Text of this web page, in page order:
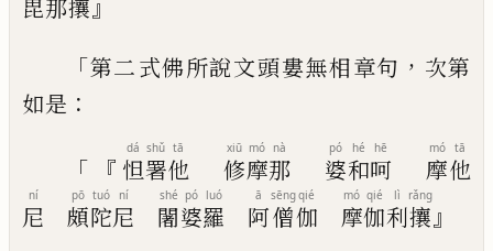
毘那攘』
「第二式佛所說文頭婁無相章句 ， 次第
如是 ：
「『 怛
dá
署
shǔ
他
tā
修
xiū
摩
mó
那
nà
婆
pó
和
hé
呵
hē
摩
mó
他
tā
尼
ní
頗
pō
陀
tuó
尼
ní
闍
shé
婆
pó
羅
luó
阿
ā
僧
sēng
伽
qié
摩
mó
伽
qié
利
lì
攘
rǎng
』